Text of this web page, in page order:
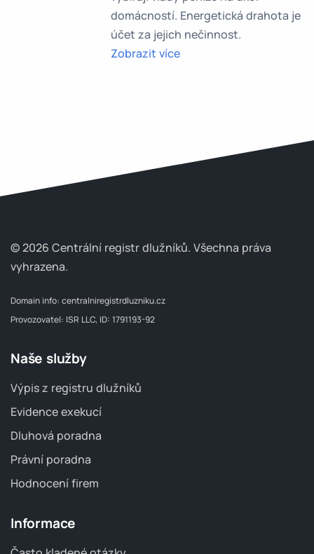
domácností. Energetická drahota je
účet za jejich nečinnost.
Zobrazit více
© 2026 Centrální registr dlužníků. Všechna práva
vyhrazena.
Domain info: centralniregistrdluzniku.cz
Provozovatel: ISR LLC, ID: 1791193-92
Naše služby
Výpis z registru dlužníků
Evidence exekucí
Dluhová poradna
Právní poradna
Hodnocení firem
Informace